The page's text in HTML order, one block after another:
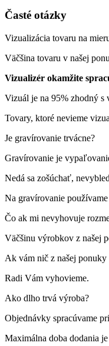
Časté otázky
Vizualizácia tovaru na
Väčšina tovaru v našej
Vizualizér okamžite
Vizuál je na 95% zhodný s
Tovary, ktoré nevieme
Je gravírovanie trvácne?
Gravírovanie je
Nedá sa zošúchať,
Na gravírovanie
Čo ak mi nevyhovuje
Väčšinu výrobkov z našej
Ak vám nič z našej
Radi Vám vyhovieme.
Ako dlho trvá výroba?
Objednávky spracúvame
Maximálna doba dodania